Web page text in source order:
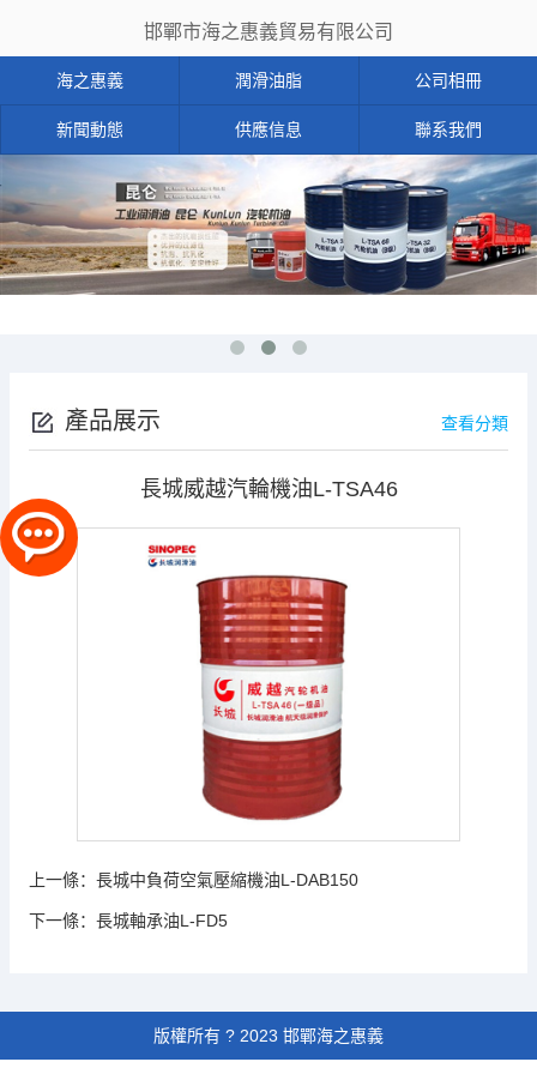
邯鄲市海之惠義貿易有限公司
海之惠義 潤滑油脂 公司相冊
新聞動態 供應信息 聯系我們
產品展示 查看分類
長城威越汽輪機油L-TSA46
上一條： 長城中負荷空氣壓縮機油L-DAB150
下一條： 長城軸承油L-FD5
版權所有 ? 2023 邯鄲海之惠義